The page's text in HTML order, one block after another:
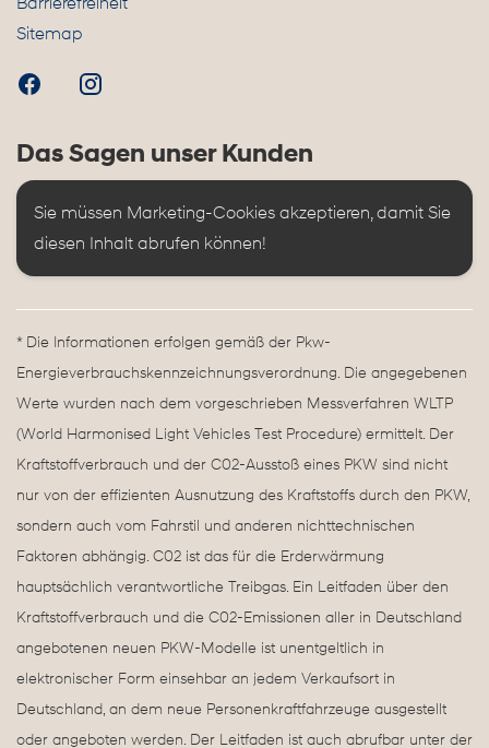
Sitemap
Das Sagen unser Kunden
Sie müssen Marketing-Cookies akzeptieren, damit Sie
diesen Inhalt abrufen können!
* Die Informationen erfolgen gemäß der Pkw-
Energieverbrauchskennzeichnungsverordnung. Die angegebenen
Werte wurden nach dem vorgeschrieben Messverfahren WLTP
(World Harmonised Light Vehicles Test Procedure) ermittelt. Der
Kraftstoffverbrauch und der C02-Ausstoß eines PKW sind nicht
nur von der effizienten Ausnutzung des Kraftstoffs durch den PKW,
sondern auch vom Fahrstil und anderen nichttechnischen
Faktoren abhängig. C02 ist das für die Erderwärmung
hauptsächlich verantwortliche Treibgas. Ein Leitfaden über den
Kraftstoffverbrauch und die C02-Emissionen aller in Deutschland
angebotenen neuen PKW-Modelle ist unentgeltlich in
elektronischer Form einsehbar an jedem Verkaufsort in
Deutschland, an dem neue Personenkraftfahrzeuge ausgestellt
oder angeboten werden. Der Leitfaden ist auch abrufbar unter der